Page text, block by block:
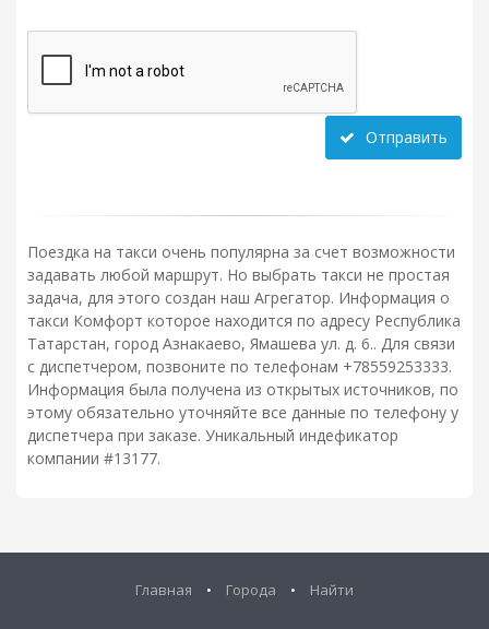
Отправить
Поездка на такси очень популярна за счет возможности
задавать любой маршрут. Но выбрать такси не простая
задача, для этого создан наш Агрегатор. Информация о
такси Комфорт которое находится по адресу Республика
Татарстан, город Азнакаево, Ямашева ул. д. 6.. Для связи
с диспетчером, позвоните по телефонам +78559253333.
Информация была получена из открытых источников, по
этому обязательно уточняйте все данные по телефону у
диспетчера при заказе. Уникальный индефикатор
компании #13177.
Главная • Города • Найти